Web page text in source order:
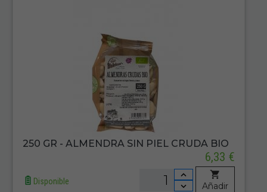
250 GR - ALMENDRA SIN PIEL CRUDA BIO
6,33 €
Disponible Añadir